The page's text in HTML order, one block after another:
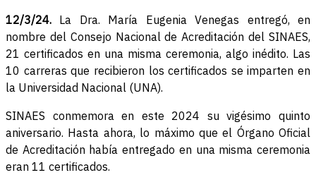
12/3/24. La Dra. María Eugenia Venegas entregó, en
nombre del Consejo Nacional de Acreditación del SINAES,
21 certificados en una misma ceremonia, algo inédito. Las
10 carreras que recibieron los certificados se imparten en
la Universidad Nacional (UNA).
SINAES conmemora en este 2024 su vigésimo quinto
aniversario. Hasta ahora, lo máximo que el Órgano Oficial
de Acreditación había entregado en una misma ceremonia
eran 11 certificados.